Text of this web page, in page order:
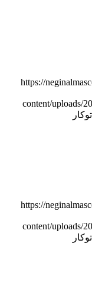
https://
content/uploads/
https://
content/uploads/